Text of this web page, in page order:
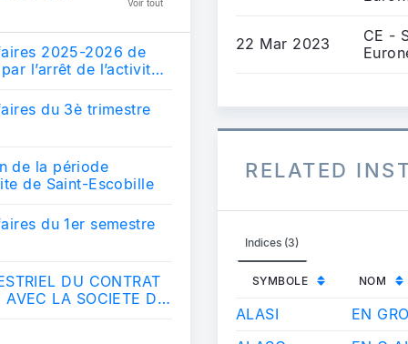
Voir tout
2025-2026 de
l’arrêt de l’activité
du 3è trimestre
de la période
de Saint-Escobille
du 1er semestre
DU CONTRAT
LA SOCIETE DE
22 Mar 2023
CE -
RELATED
Indices (3)
SYMBOLE NOM
ALASI
EN